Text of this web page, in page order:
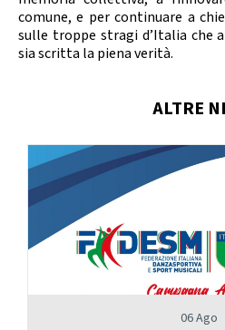
comune, e per continuare a
sulle troppe stragi d’Italia che
sia scritta la piena verità.
ALTRE
06 Ago